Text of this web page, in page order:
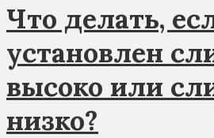
Что делать,
установлен
высоко или
низко?